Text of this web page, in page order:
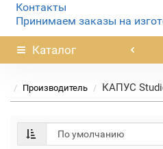
Контакты
Принимаем заказы на
Каталог
Производитель КАПУС